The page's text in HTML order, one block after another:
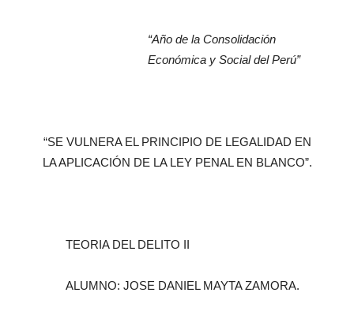
“Año de la Consolidación
Económica y Social del Perú”
“SE VULNERA EL PRINCIPIO DE LEGALIDAD EN
LA APLICACIÓN DE LA LEY PENAL EN BLANCO”.
TEORIA DEL DELITO II
ALUMNO: JOSE DANIEL MAYTA ZAMORA.